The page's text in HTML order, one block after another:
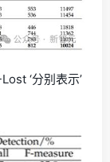
‘分别表示’